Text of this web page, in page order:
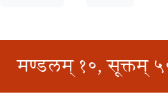
मण्डलम् १०, सूक्तम्